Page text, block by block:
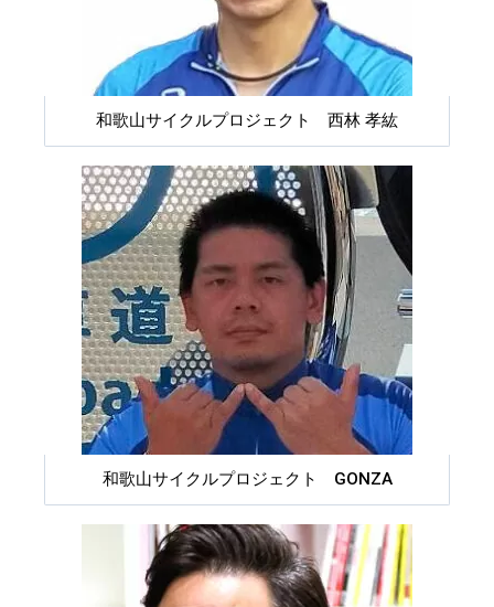
和歌山サイクルプロジェクト 西林 孝紘
和歌山サイクルプロジェクト GONZA